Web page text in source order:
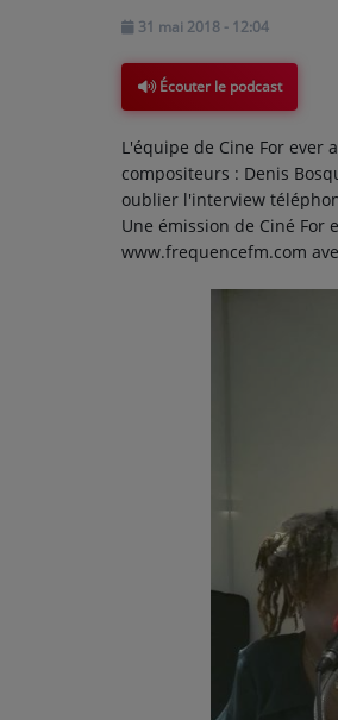
PODCASTS
31 mai 2018 - 12:04
Écouter le podcast
L'équipe de Cine For ever
compositeurs : Denis
oublier l'interview
Une émission de Ciné For
www.frequencefm.com